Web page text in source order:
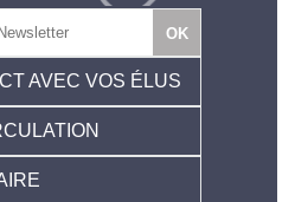
AVEC VOS ÉLUS